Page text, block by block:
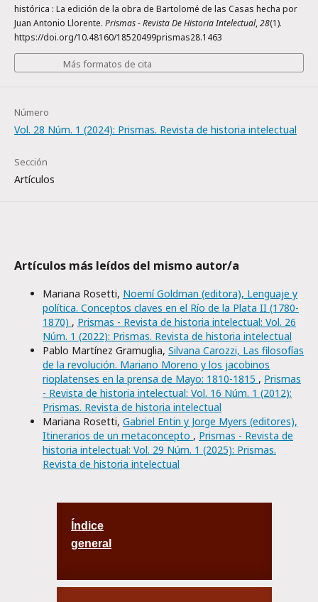
histórica : La edición de la obra de Bartolomé de las Casas hecha por
Juan Antonio Llorente. Prismas - Revista De Historia Intelectual,28(1).
https://doi.org/10.48160/18520499prismas28.1463
Más formatos de cita
Número
Vol. 28 Núm. 1 (2024): Prismas. Revista de historia intelectual
Sección
Artículos
Artículos más leídos del mismo autor/a
Mariana Rosetti, Noemí Goldman (editora), Lenguaje y
política. Conceptos claves en el Río de la Plata II (1780-
1870) , Prismas - Revista de historia intelectual: Vol. 26
Núm. 1 (2022): Prismas. Revista de historia intelectual
Pablo Martínez Gramuglia, Silvana Carozzi, Las filosofías
de la revolución. Mariano Moreno y los jacobinos
rioplatenses en la prensa de Mayo: 1810-1815 , Prismas
- Revista de historia intelectual: Vol. 16 Núm. 1 (2012):
Prismas. Revista de historia intelectual
Mariana Rosetti, Gabriel Entin y Jorge Myers (editores),
Itinerarios de un metaconcepto , Prismas - Revista de
historia intelectual: Vol. 29 Núm. 1 (2025): Prismas.
Revista de historia intelectual
Índice
general